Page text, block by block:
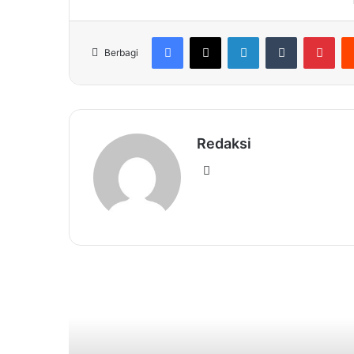
Berbagi
Facebook
X LinkedInTumblr
Redaksi